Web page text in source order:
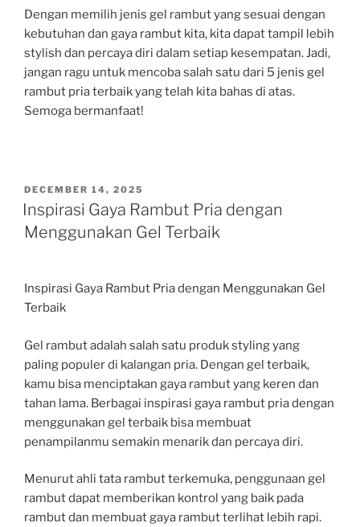
Dengan memilih jenis gel rambut yang sesuai dengan
kebutuhan dan gaya rambut kita, kita dapat tampil lebih
stylish dan percaya diri dalam setiap kesempatan. Jadi,
jangan ragu untuk mencoba salah satu dari 5 jenis gel
rambut pria terbaik yang telah kita bahas di atas.
Semoga bermanfaat!
POSTED
ON
DECEMBER 14, 2025
Inspirasi Gaya Rambut Pria dengan
Menggunakan Gel Terbaik
Inspirasi Gaya Rambut Pria dengan Menggunakan Gel
Terbaik
Gel rambut adalah salah satu produk styling yang
paling populer di kalangan pria. Dengan gel terbaik,
kamu bisa menciptakan gaya rambut yang keren dan
tahan lama. Berbagai inspirasi gaya rambut pria dengan
menggunakan gel terbaik bisa membuat
penampilanmu semakin menarik dan percaya diri.
Menurut ahli tata rambut terkemuka, penggunaan gel
rambut dapat memberikan kontrol yang baik pada
rambut dan membuat gaya rambut terlihat lebih rapi.